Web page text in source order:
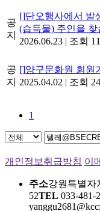
공
지
[]단오행사에서 발
(습득물) 주인을 찾
2026.06.23 | 조회
공
지
[]양구문화원 회원
2025.04.02 | 조회
1
개인정보취급방침 이
주소강원특별자
52TEL 033-481-